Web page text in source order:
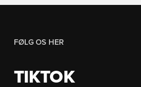
FØLG OS HER
TIKTOK